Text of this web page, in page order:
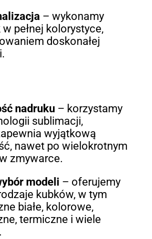
– wykonamy
w pełnej kolorystyce,
doskonałej
nadruku– korzystamy
sublimacji,
wyjątkową
nawet po wielokrotnym
zmywarce.
modeli – oferujemy
kubków, w tym
białe, kolorowe,
termiczne i wiele